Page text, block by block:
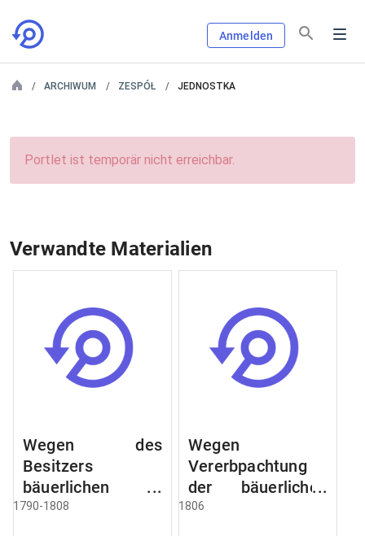
Anmelden
ARCHIWUM ZESPÓŁ JEDNOSTKA
Portlet ist temporär nicht erreichbar.
Verwandte Materialien
Wegen des
Besitzers
bäuerlichen
Grundstücke, den
1790-1808
Wegen
Vererbpachtung
der bäuerlichen
Grundstücke und
1806